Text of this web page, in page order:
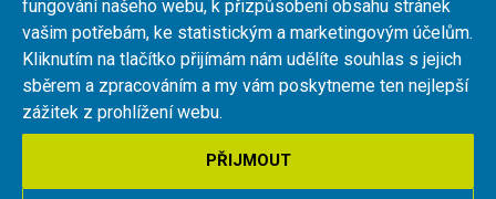
fungování našeho webu, k přizpůsobení obsahu stránek
vašim potřebám, ke statistickým a marketingovým účelům.
Kliknutím na tlačítko přijímám nám udělíte souhlas s jejich
sběrem a zpracováním a my vám poskytneme ten nejlepší
zážitek z prohlížení webu.
PŘIJMOUT
RIA control a.s.
O NÁS
PRO AKCIONÁŘE
SLOVNÍK POJMŮ